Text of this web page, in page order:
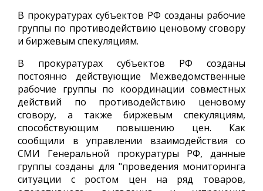
В прокуратурах субъектов РФ созданы рабочие
группы по противодействию ценовому сговору
и биржевым спекуляциям.
В прокуратурах субъектов РФ созданы
постоянно действующие Межведомственные
рабочие группы по координации совместных
действий по противодействию ценовому
сговору, а также биржевым спекуляциям,
способствующим повышению цен. Как
сообщили в управлении взаимодействия со
СМИ Генеральной прокуратуры РФ, данные
группы созданы для "проведения мониторинга
ситуации с ростом цен на ряд товаров,